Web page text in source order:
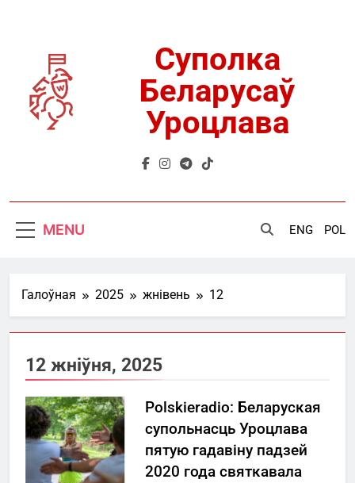
Суполка
Беларусаў
Уроцлава
ENG POL
MENU
Галоўная 2025 жнівень 12
12 жніўня, 2025
Polskieradio: Беларуская
супольнасць Уроцлава
пятую гадавіну падзей
2020 года святкавала